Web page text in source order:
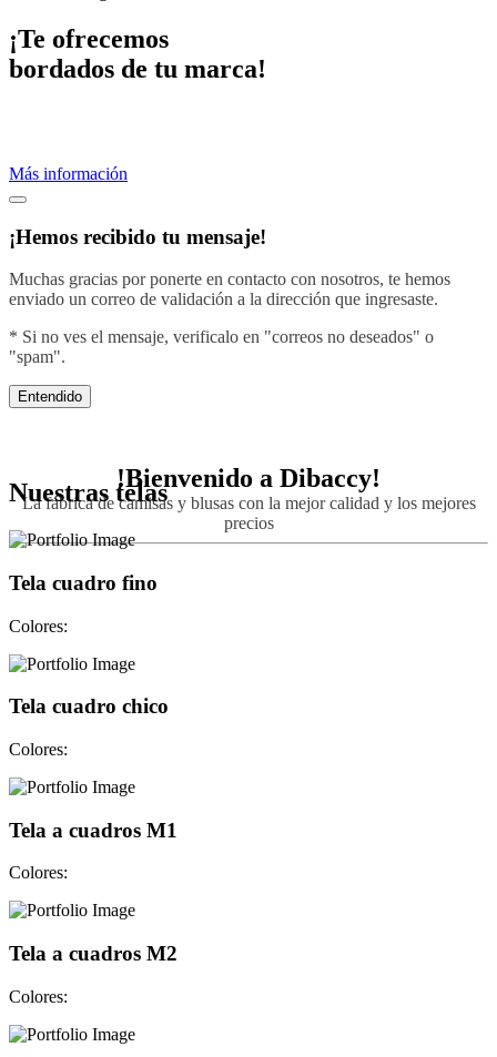
¡Te ofrecemos
bordados de tu marca!
Más información
¡Hemos recibido tu mensaje!
Muchas gracias por ponerte en contacto con nosotros, te hemos
enviado un correo de validación a la dirección que ingresaste.
* Si no ves el mensaje, verificalo en "correos no deseados" o
"spam".
Entendido
!Bienvenido a Dibaccy!
La fábrica de camisas y blusas con la mejor calidad y los mejores
precios
Nuestras telas
Tela cuadro fino
Colores:
Tela cuadro chico
Colores:
Tela a cuadros M1
Colores:
Tela a cuadros M2
Colores: